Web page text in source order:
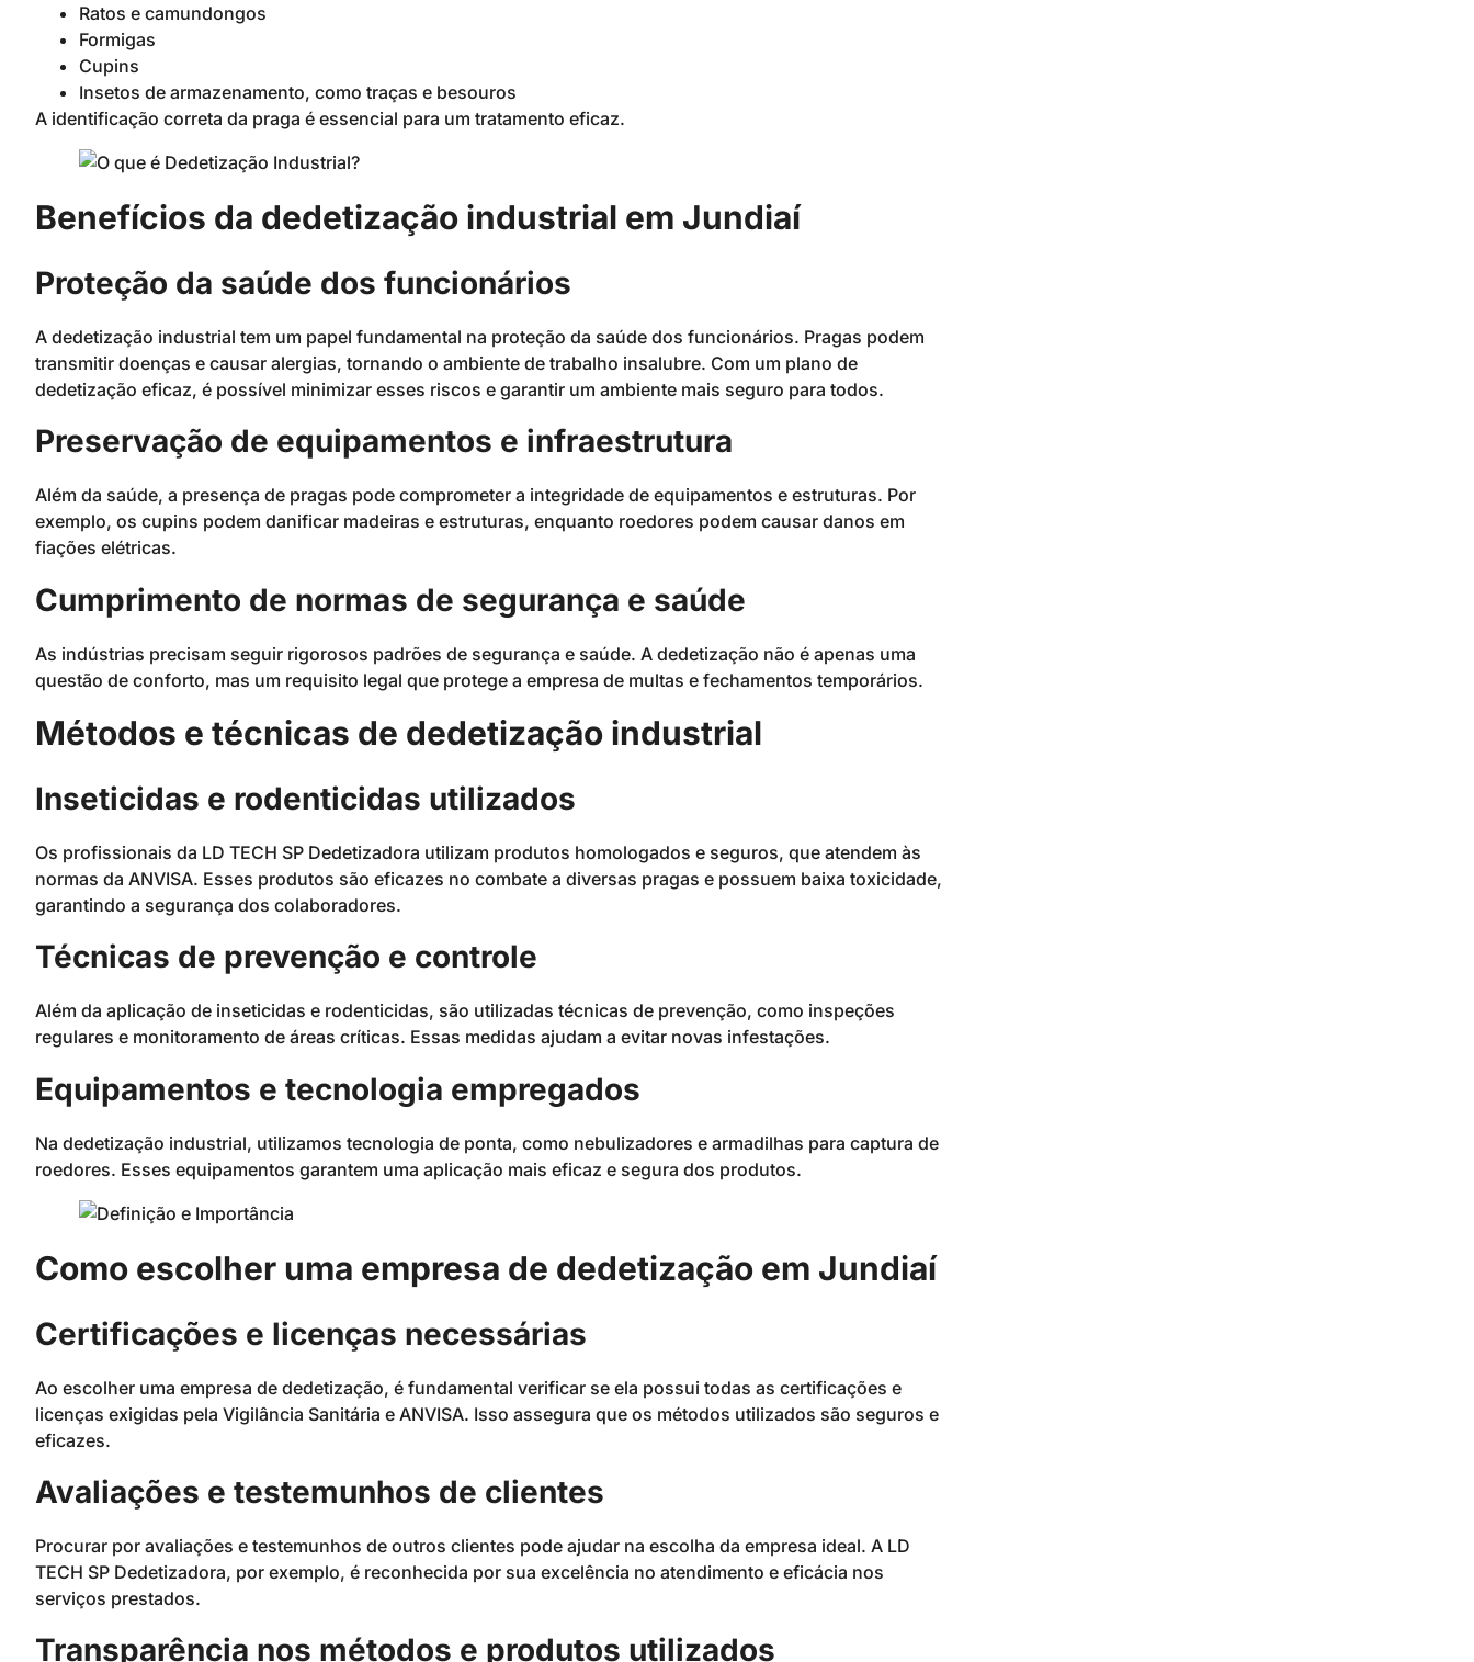
Ratos e camundongos
Formigas
Cupins
Insetos de armazenamento, como traças e besouros
A identificação correta da praga é essencial para um tratamento eficaz.
Benefícios da dedetização industrial em Jundiaí
Proteção da saúde dos funcionários
A dedetização industrial tem um papel fundamental na proteção da saúde dos funcionários. Pragas podem
transmitir doenças e causar alergias, tornando o ambiente de trabalho insalubre. Com um plano de
dedetização eficaz, é possível minimizar esses riscos e garantir um ambiente mais seguro para todos.
Preservação de equipamentos e infraestrutura
Além da saúde, a presença de pragas pode comprometer a integridade de equipamentos e estruturas. Por
exemplo, os cupins podem danificar madeiras e estruturas, enquanto roedores podem causar danos em
fiações elétricas.
Cumprimento de normas de segurança e saúde
As indústrias precisam seguir rigorosos padrões de segurança e saúde. A dedetização não é apenas uma
questão de conforto, mas um requisito legal que protege a empresa de multas e fechamentos temporários.
Métodos e técnicas de dedetização industrial
Inseticidas e rodenticidas utilizados
Os profissionais da LD TECH SP Dedetizadora utilizam produtos homologados e seguros, que atendem às
normas da ANVISA. Esses produtos são eficazes no combate a diversas pragas e possuem baixa toxicidade,
garantindo a segurança dos colaboradores.
Técnicas de prevenção e controle
Além da aplicação de inseticidas e rodenticidas, são utilizadas técnicas de prevenção, como inspeções
regulares e monitoramento de áreas críticas. Essas medidas ajudam a evitar novas infestações.
Equipamentos e tecnologia empregados
Na dedetização industrial, utilizamos tecnologia de ponta, como nebulizadores e armadilhas para captura de
roedores. Esses equipamentos garantem uma aplicação mais eficaz e segura dos produtos.
Como escolher uma empresa de dedetização em Jundiaí
Certificações e licenças necessárias
Ao escolher uma empresa de dedetização, é fundamental verificar se ela possui todas as certificações e
licenças exigidas pela Vigilância Sanitária e ANVISA. Isso assegura que os métodos utilizados são seguros e
eficazes.
Avaliações e testemunhos de clientes
Procurar por avaliações e testemunhos de outros clientes pode ajudar na escolha da empresa ideal. A LD
TECH SP Dedetizadora, por exemplo, é reconhecida por sua excelência no atendimento e eficácia nos
serviços prestados.
Transparência nos métodos e produtos utilizados